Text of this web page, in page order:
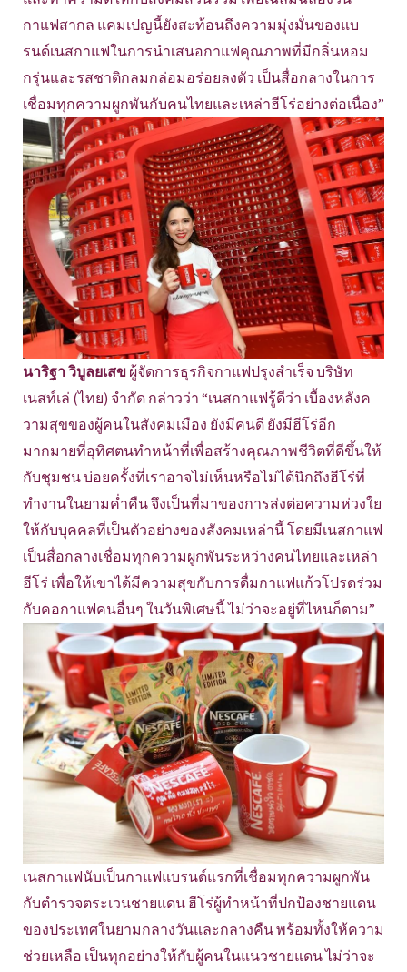
กาแฟสากล แคมเปญนี้ยังสะท้อนถึงความมุ่งมั่นของแบ
รนด์เนสกาแฟในการนำเสนอกาแฟคุณภาพที่มีกลิ่นหอม
กรุ่นและรสชาติกลมกล่อมอร่อยลงตัว เป็นสื่อกลางในการ
เชื่อมทุกความผูกพันกับคนไทยและเหล่าฮีโร่อย่างต่อเนื่อง”
นาริฐา วิบูลยเสข ผู้จัดการธุรกิจกาแฟปรุงสำเร็จ บริษัท
เนสท์เล่ (ไทย) จำกัด กล่าวว่า “เนสกาแฟรู้ดีว่า เบื้องหลังค
วามสุขของผู้คนในสังคมเมือง ยังมีคนดี ยังมีฮีโร่อีก
มากมายที่อุทิศตนทำหน้าที่เพื่อสร้างคุณภาพชีวิตที่ดีขึ้นให้
กับชุมชน บ่อยครั้งที่เราอาจไม่เห็นหรือไม่ได้นึกถึงฮีโร่ที่
ทำงานในยามค่ำคืน จึงเป็นที่มาของการส่งต่อความห่วงใย
ให้กับบุคคลที่เป็นตัวอย่างของสังคมเหล่านี้ โดยมีเนสกาแฟ
เป็นสื่อกลางเชื่อมทุกความผูกพันระหว่างคนไทยและเหล่า
ฮีโร่ เพื่อให้เขาได้มีความสุขกับการดื่มกาแฟแก้วโปรดร่วม
กับคอกาแฟคนอื่นๆ ในวันพิเศษนี้ ไม่ว่าจะอยู่ที่ไหนก็ตาม”
เนสกาแฟนับเป็นกาแฟแบรนด์แรกที่เชื่อมทุกความผูกพัน
กับตำรวจตระเวนชายแดน ฮีโร่ผู้ทำหน้าที่ปกป้องชายแดน
ของประเทศในยามกลางวันและกลางคืน พร้อมทั้งให้ความ
ช่วยเหลือ เป็นทุกอย่างให้กับผู้คนในแนวชายแดน ไม่ว่าจะ